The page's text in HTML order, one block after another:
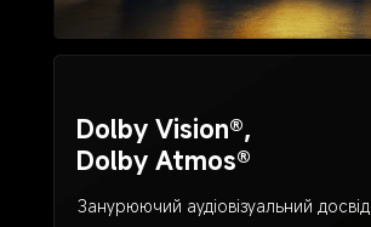
Dolby Vision®,
Dolby Atmos®
Занурюючий аудіовізуальний досвід